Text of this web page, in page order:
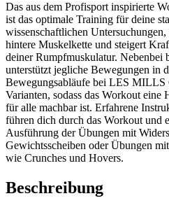
Das aus dem Profisport inspirierte
ist das optimale Training für deine
wissenschaftlichen
hintere Muskelkette und steigert
deiner Rumpfmuskulatur. Nebenbei
unterstützt jegliche Bewegungen in
Bewegungsabläufe bei LES
Varianten, sodass das Workout eine
für alle machbar ist. Erfahrene
führen dich durch das Workout und
Ausführung der Übungen mit
Gewichtsscheiben oder Übungen
wie Crunches und Hovers.
Beschreibung